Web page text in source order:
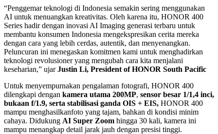
“Penggemar teknologi di Indonesia semakin sering menggunakan
AI untuk menuangkan kreativitas. Oleh karena itu, HONOR 400
Series hadir dengan inovasi AI Imaging generasi terbaru untuk
membantu konsumen Indonesia mengekspresikan cerita mereka
dengan cara yang lebih cerdas, autentik, dan menyenangkan.
Peluncuran ini menegaskan komitmen kami untuk menghadirkan
teknologi revolusioner yang mengubah cara kita menjalani
keseharian,” ujarJustin Li, President of HONOR South Pacific
Untuk menyempurnakan pengalaman fotografi, HONOR 400
dilengkapi dengan kamera utama 200MP, sensor besar 1/1,4 inci,
bukaan f/1.9, serta stabilisasi ganda OIS + EIS, HONOR 400
mampu menghasilkanfoto yang tajam, bahkan di kondisi minim
cahaya. Didukung AI Super Zoom hingga 30 kali, kamera ini
mampu menangkap detail jarak jauh dengan presisi tinggi.